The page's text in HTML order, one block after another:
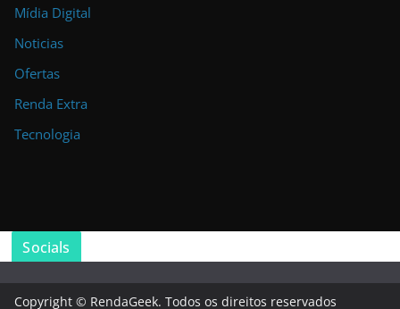
Mídia Digital
Noticias
Ofertas
Renda Extra
Tecnologia
Socials
Copyright © RendaGeek. Todos os direitos reservados